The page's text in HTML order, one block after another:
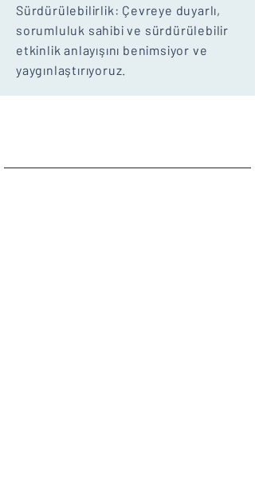
Sürdürülebilirlik: Çevreye duyarlı,
sorumluluk sahibi ve sürdürülebilir
etkinlik anlayışını benimsiyor ve
yaygınlaştırıyoruz.